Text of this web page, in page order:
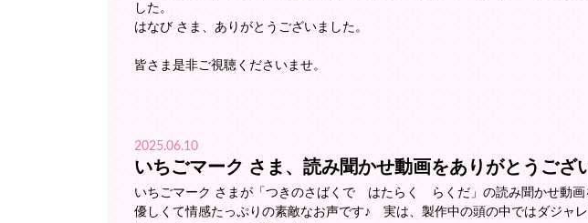
した。
はなび さま、ありがとうございました。
皆さま是非ご視聴くださいませ。
2025.06.10
いちごマーク さま、読み聞かせ動画をありがとうござ
いちごマーク さまが「つきのさばくで はたらく らくだ」の読み聞かせ動画
優しくて情感たっぷりの素敵なお声です♪ 実は、製作中の頭の中ではダジャ